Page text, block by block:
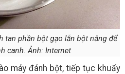
tan phần bột gạo lẫn bột năng để
canh. Ảnh: Internet
máy đánh bột, tiếp tục khuấy